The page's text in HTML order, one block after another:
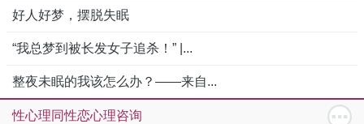
好人好梦，摆脱失眠
“我总梦到被长发女子追杀！” |...
整夜未眠的我该怎么办？——来自...
性心理同性恋心理咨询